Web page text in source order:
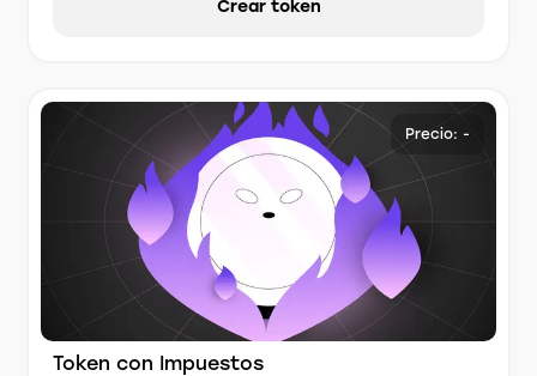
Crear token
Precio: -
Token con Impuestos